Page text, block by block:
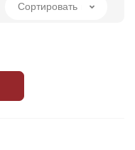
Сортировать по